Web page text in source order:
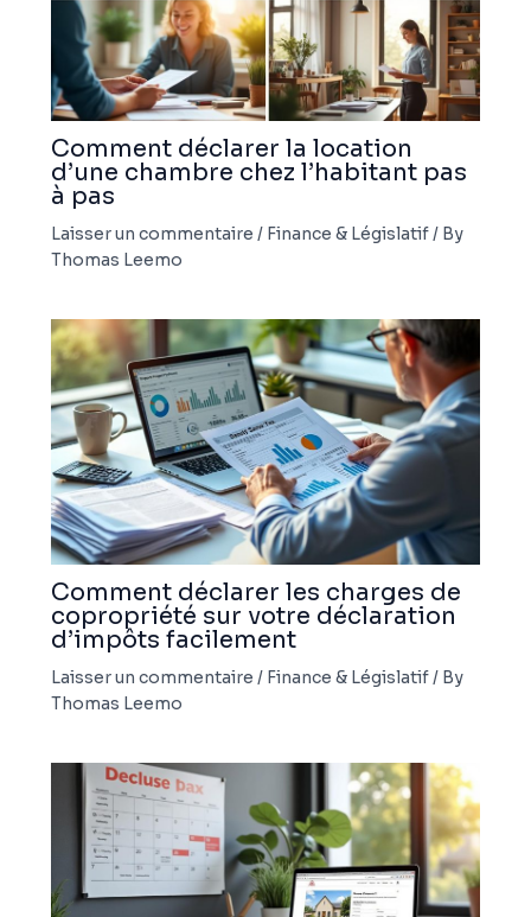
Comment déclarer la location
d’une chambre chez l’habitant pas
à pas
Laisser un commentaire / Finance & Législatif/ By
Thomas Leemo
Comment déclarer les charges de
copropriété sur votre déclaration
d’impôts facilement
Laisser un commentaire / Finance & Législatif/ By
Thomas Leemo